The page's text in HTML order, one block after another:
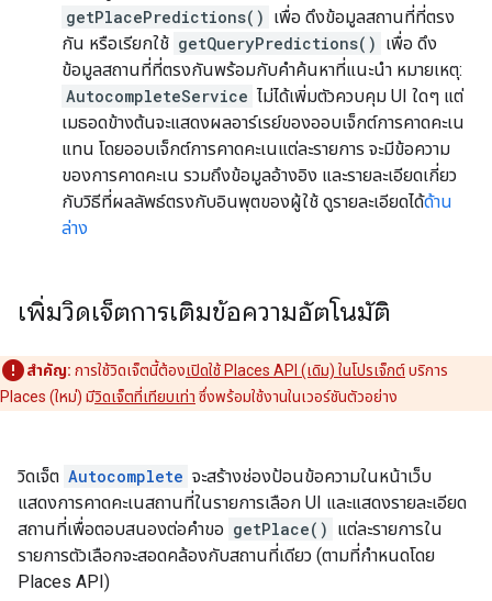
getPlacePredictions() เพื่อ ดึงข้อมูลสถานที่ที่ตรง
กัน หรือเรียกใช้ getQueryPredictions() เพื่อ ดึง
ข้อมูลสถานที่ที่ตรงกันพร้อมกับคำค้นหาที่แนะนำ หมายเหตุ:
AutocompleteService ไม่ได้เพิ่มตัวควบคุม UI ใดๆ แต่
เมธอดข้างต้นจะแสดงผลอาร์เรย์ของออบเจ็กต์การคาดคะเน
แทน โดยออบเจ็กต์การคาดคะเนแต่ละรายการ จะมีข้อความ
ของการคาดคะเน รวมถึงข้อมูลอ้างอิง และรายละเอียดเกี่ยว
กับวิธีที่ผลลัพธ์ตรงกับอินพุตของผู้ใช้ ดูรายละเอียดได้ด้าน
ล่าง
เพิ่มวิดเจ็ตการเติมข้อความอัตโนมัติ
สำคัญ: การใช้วิดเจ็ตนี้ต้องเปิดใช้ Places API (เดิม) ในโปรเจ็กต์บริการ
Places (ใหม่) มีวิดเจ็ตที่เทียบเท่า ซึ่งพร้อมใช้งานในเวอร์ชันตัวอย่าง
วิดเจ็ต Autocomplete จะสร้างช่องป้อนข้อความในหน้าเว็บ
แสดงการคาดคะเนสถานที่ในรายการเลือก UI และแสดงรายละเอียด
สถานที่เพื่อตอบสนองต่อคำขอ getPlace() แต่ละรายการใน
รายการตัวเลือกจะสอดคล้องกับสถานที่เดียว (ตามที่กำหนดโดย
Places API)